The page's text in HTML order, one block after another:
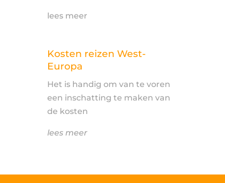
lees meer
Kosten reizen West-
Europa
Het is handig om van te voren
een inschatting te maken van
de kosten
lees meer